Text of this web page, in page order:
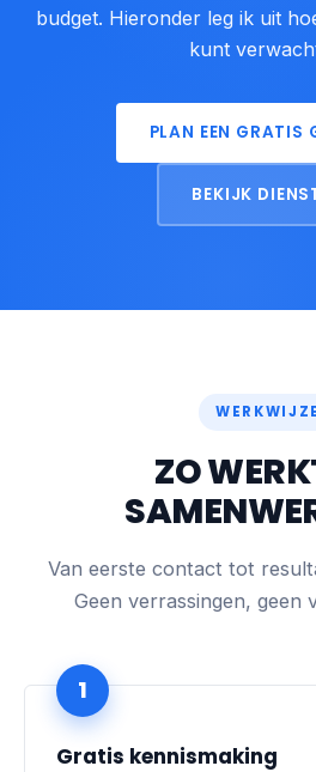
budget. Hieronder leg ik uit
kunt
PLAN EEN GRATIS
BEKIJK
WERKWIJZE
ZO
Van eerste contact tot
Geen verrassingen, geen
1
Gratis kennismaking